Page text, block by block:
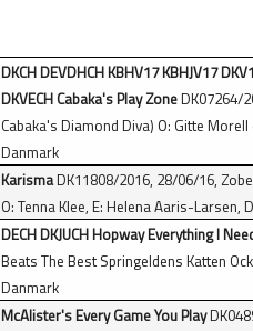
DKCH DEVDHCH KBHV17 KBHJV17
DKVECH Cabaka's Play ZoneDK07264/
Cabaka's Diamond Diva) O: Gitte
Danmark
KarismaDK11808/2016, 28/06/16,
O: Tenna Klee, E: Helena Aaris-Larsen,
DECH DKJUCH Hopway Everything I
Beats The Best Springeldens Katten
Danmark
McAlister's Every Game You Play